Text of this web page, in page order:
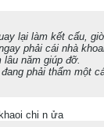
lại làm kết cấu,
phải cái nhà
lâu năm giúp đỡ.
phải thẩm một
chi n ửa